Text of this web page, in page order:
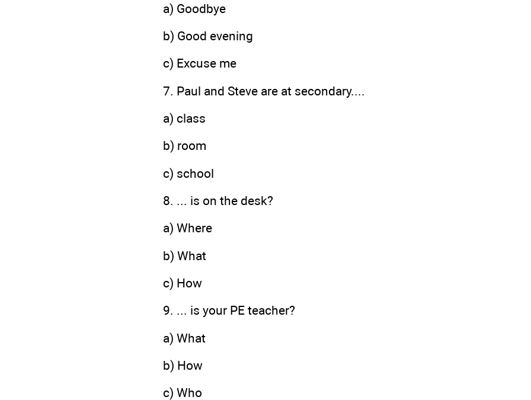
a) Goodbye
b) Good evening
c) Excuse me
7. Paul and Steve are at secondary....
a) class
b) room
c) school
8. ... is on the desk?
a) Where
b) What
c) How
9. ... is your PE teacher?
a) What
b) How
c) Who